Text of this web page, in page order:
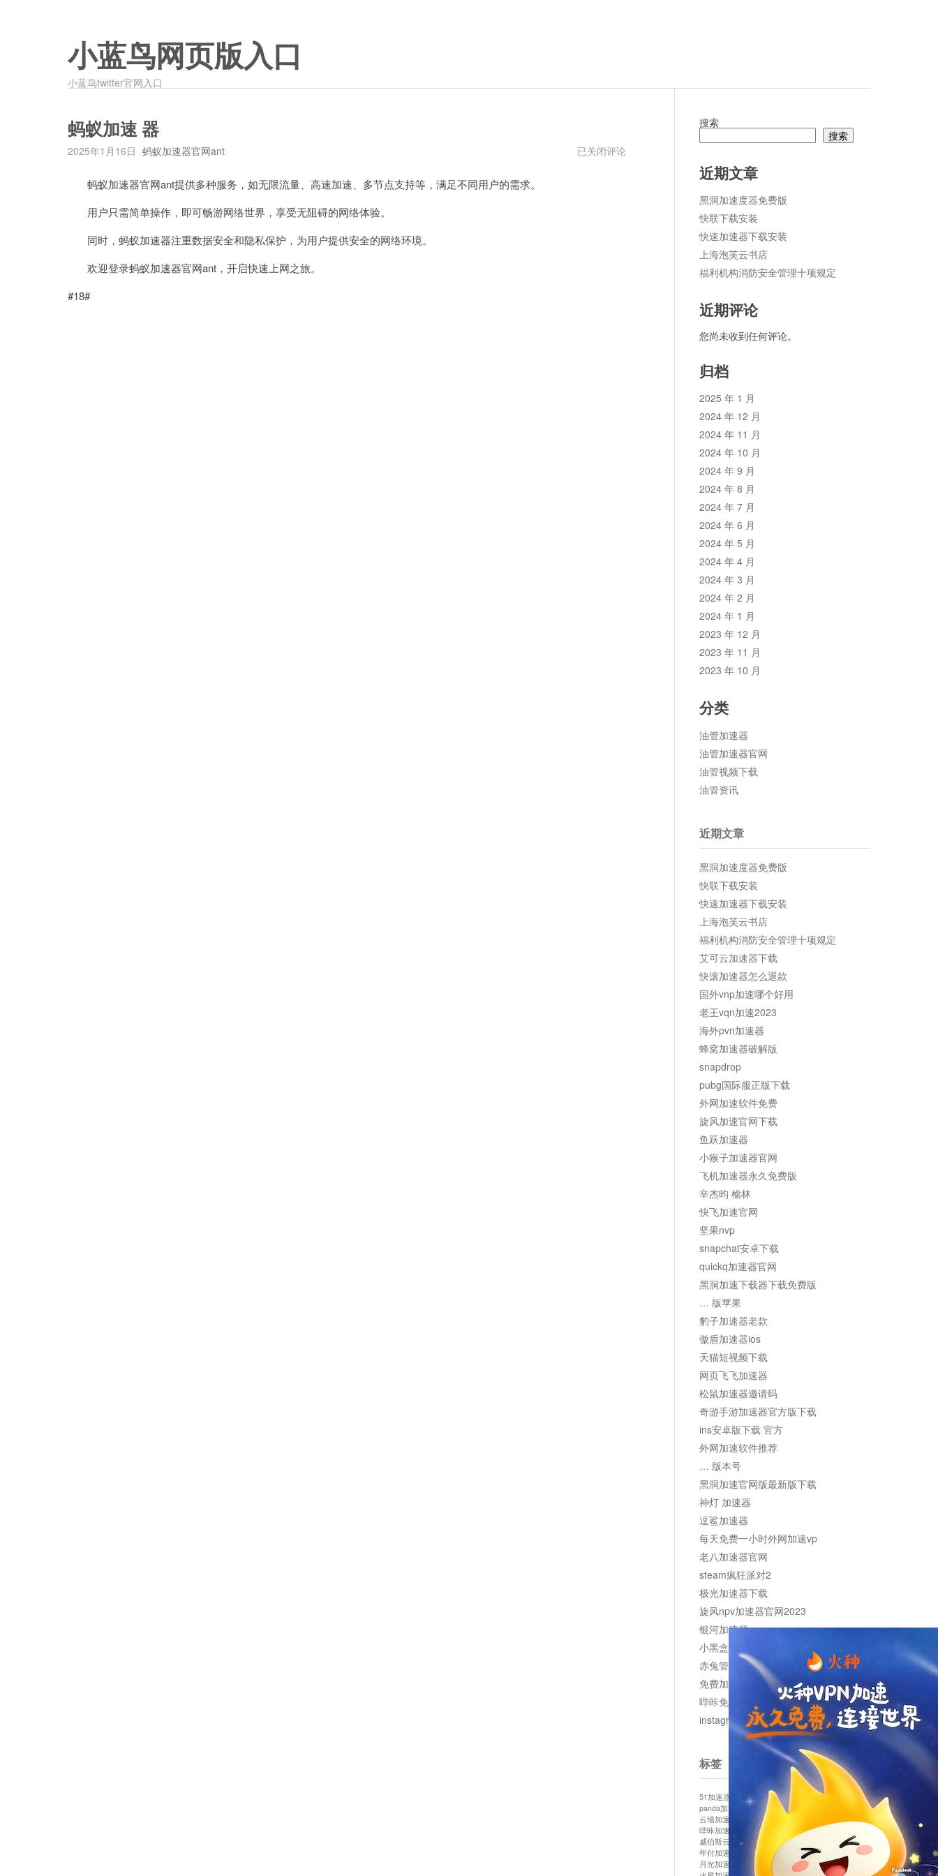
小蓝鸟网页版入口
小蓝鸟twitter官网入口
蚂蚁加速 器
2025年1月16日 蚂蚁加速器官网ant
蚂
已关闭评论
蚂蚁加速器官网ant提供多种服务，如无限流量、高速加速、多节点支持等，满足不同用户的需求。
用户只需简单操作，即可畅游网络世界，享受无阻碍的网络体验。
同时，蚂蚁加速器注重数据安全和隐私保护，为用户提供安全的网络环境。
欢迎登录蚂蚁加速器官网ant，开启快速上网之旅。
#18#
搜索
搜索
近期文章
黑洞加速度器免费版
快联下载安装
快速加速器下载安装
上海泡芙云书店
福利机构消防安全管理十项规定
近期评论
您尚未收到任何评论。
归档
2025 年 1 月
2024 年 12 月
2024 年 11 月
2024 年 10 月
2024 年 9 月
2024 年 8 月
2024 年 7 月
2024 年 6 月
2024 年 5 月
2024 年 4 月
2024 年 3 月
2024 年 2 月
2024 年 1 月
2023 年 12 月
2023 年 11 月
2023 年 10 月
分类
油管加速器
油管加速器官网
油管视频下载
油管资讯
近期文章
黑洞加速度器免费版
快联下载安装
快速加速器下载安装
上海泡芙云书店
福利机构消防安全管理十项规定
艾可云加速器下载
快滚加速器怎么退款
国外vnp加速哪个好用
老王vqn加速2023
海外pvn加速器
蜂窝加速器破解版
snapdrop
pubg国际服正版下载
外网加速软件免费
旋风加速官网下载
鱼跃加速器
小猴子加速器官网
飞机加速器永久免费版
辛杰昀 榆林
快飞加速官网
坚果nvp
snapchat安卓下载
quickq加速器官网
黑洞加速下载器下载免费版
… 版苹果
豹子加速器老款
傲盾加速器ios
天猫短视频下载
网页飞飞加速器
松鼠加速器邀请码
奇游手游加速器官方版下载
ins安卓版下载 官方
外网加速软件推荐
… 版本号
黑洞加速官网版最新版下载
神灯 加速器
逗鲨加速器
每天免费一小时外网加速vp
老八加速器官网
steam疯狂派对2
极光加速器下载
旋风npv加速器官网2023
银河加速器
小黑盒加速器加速
赤兔管理平台
免费加速器
哔咔免费加速服务器
instagram网页版登录入口
标签
51加速器 bitznet hidecat i7加速器
kuai500
panda加速器
snap加速器 vp加速器
中信加速器
云墙加速器
云速加速器
哔咔加速器
哔咔哔咔加速器 喵云 回锅肉加速器
威伯斯云
小明加速器 小蓝鸟加速器
布谷vp加速器
年付加速器
心阶云 快连 怎么上外网
易飞加速器
月光加速器
机场加速器 松果云 梯子加速器